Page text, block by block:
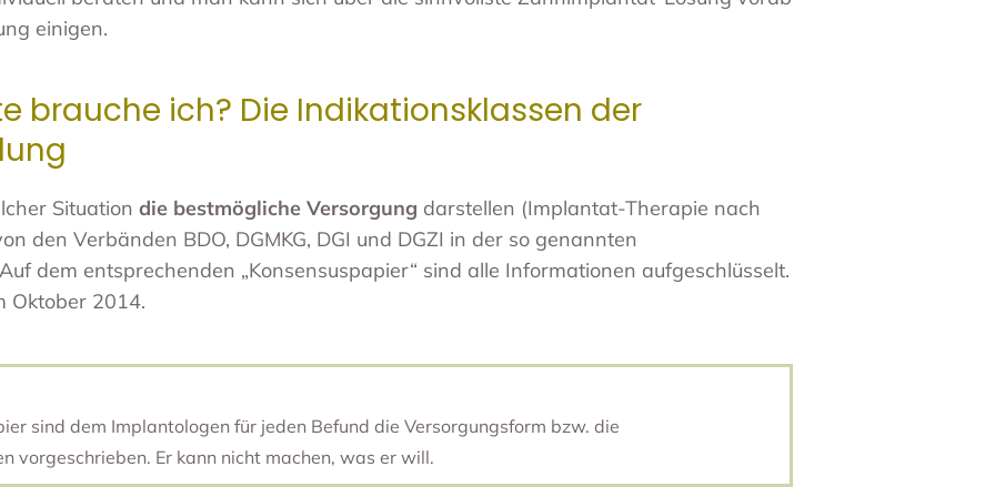
einigen.
brauche ich? Die Indikationsklassen der
Situation die bestmögliche Versorgung darstellen (Implantat-Therapie nach
den Verbänden BDO, DGMKG, DGI und DGZI in der so genannten
dem entsprechenden „Konsensuspapier“ sind alle Informationen aufgeschlüsselt.
Oktober 2014.
sind dem Implantologen für jeden Befund die Versorgungsform bzw. die
vorgeschrieben. Er kann nicht machen, was er will.